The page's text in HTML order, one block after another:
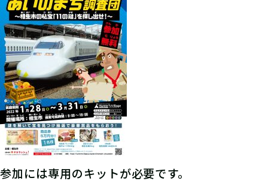
参加には専用のキットが必要です。